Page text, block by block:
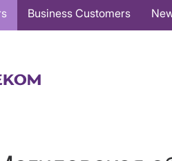
Business Customers